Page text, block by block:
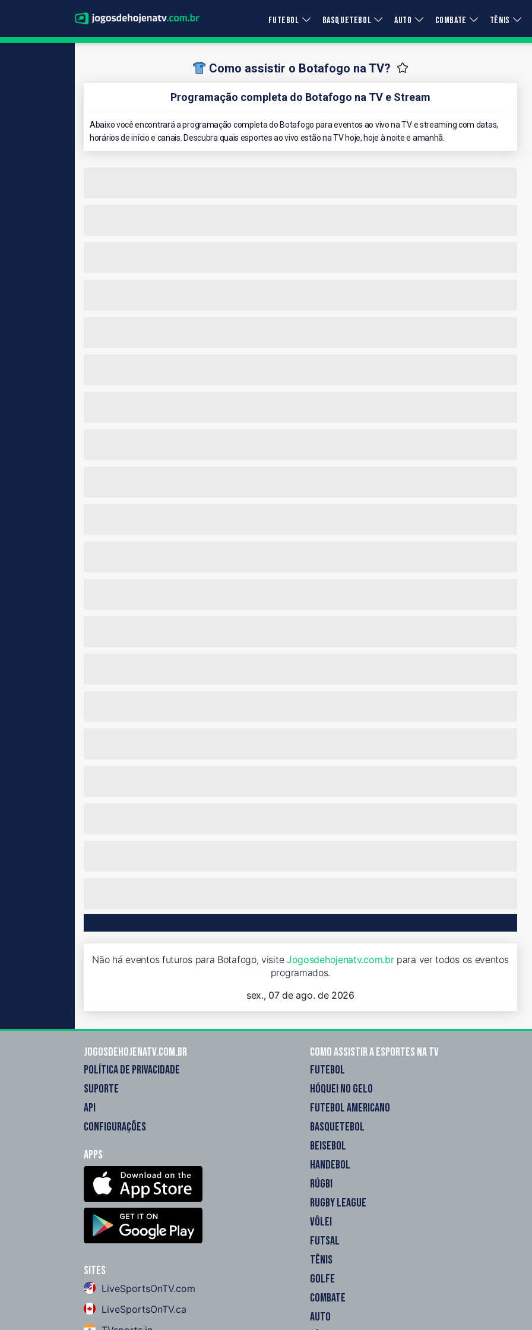
FUTEBOL BASQUETEBOL AUTO COMBATE TÊNIS
Como assistir o Botafogo na TV?
Programação completa do Botafogo na TV e Stream
Abaixo você encontrará a programação completa do Botafogo para eventos ao vivo na TV e streaming com datas,
horários de início e canais. Descubra quais esportes ao vivo estão na TV hoje, hoje à noite e amanhã.
Não há eventos futuros para Botafogo, visite Jogosdehojenatv.com.brpara ver todos os eventos
programados.
sex., 07 de ago. de 2026
Jogosdehojenatv.com.br
POLÍTICA DE PRIVACIDADE
SUPORTE
API
CONFIGURAÇÕES
Apps
Sites
LiveSportsOnTV.com
LiveSportsOnTV.ca
Como assistir a esportes na TV
FUTEBOL
HÓQUEI NO GELO
FUTEBOL AMERICANO
BASQUETEBOL
BEISEBOL
HANDEBOL
RÚGBI
RUGBY LEAGUE
VÔLEI
FUTSAL
TÊNIS
GOLFE
COMBATE
AUTO